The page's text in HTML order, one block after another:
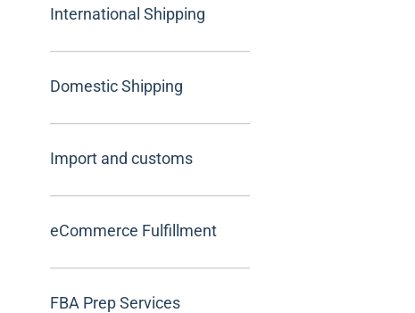
International Shipping
Domestic Shipping
Import and customs
eCommerce Fulfillment
FBA Prep Services